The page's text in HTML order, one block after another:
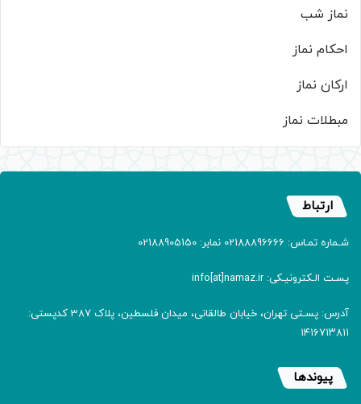
نماز شب
احکام نماز
ارکان نماز
مبطلات نماز
ارتباط
شـماره تمـاس: 02188896666 نمابر: 02188905150
پسـت الـکترونیـکی: info[at]namaz.ir
آدرس: پسـتی تهران، خیابان طالقانی، میدان فلسطین، پلاک 387 کدپستی:
۱۴۱۶۷۱۳۸۱۱
پیوندها